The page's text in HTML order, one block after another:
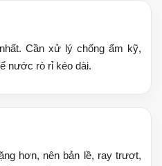
Cần xử lý chống ẩm kỹ,
nước rò rỉ kéo dài.
hơn, nên bản lề, ray trượt,